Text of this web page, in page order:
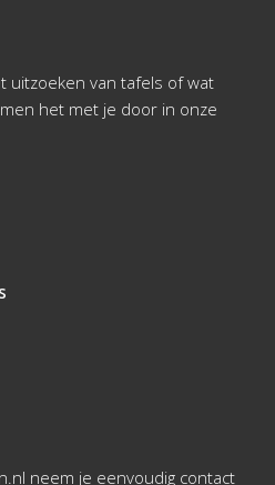
uitzoeken van tafels of wat
het met je door in onze
neem je eenvoudig contact